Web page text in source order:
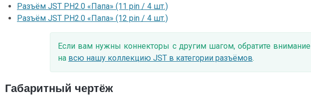
Разъём JST PH2.0 «Папа» (11 pin / 4 шт.)
Разъём JST PH2.0 «Папа» (12 pin / 4 шт.)
Если вам нужны коннекторы с другим шагом, обратите внимание
на всю нашу коллекцию JST в категории разъёмов.
Габаритный чертёж